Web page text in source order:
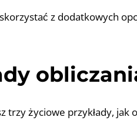
z dodatkowych
trzy życiowe przykłady, jak